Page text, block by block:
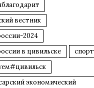
вестник
2024
в цивильске
спорт
экономический